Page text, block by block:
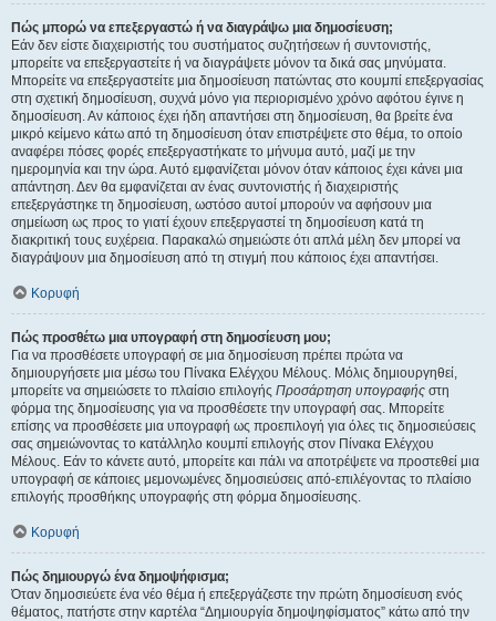
Πώς μπορώ να επεξεργαστώ ή να διαγράψω μια δημοσίευση;
Εάν δεν είστε διαχειριστής του συστήματος συζητήσεων ή συντονιστής,
μπορείτε να επεξεργαστείτε ή να διαγράψετε μόνον τα δικά σας μηνύματα.
Μπορείτε να επεξεργαστείτε μια δημοσίευση πατώντας στο κουμπί επεξεργασίας
στη σχετική δημοσίευση, συχνά μόνο για περιορισμένο χρόνο αφότου έγινε η
δημοσίευση. Αν κάποιος έχει ήδη απαντήσει στη δημοσίευση, θα βρείτε ένα
μικρό κείμενο κάτω από τη δημοσίευση όταν επιστρέψετε στο θέμα, το οποίο
αναφέρει πόσες φορές επεξεργαστήκατε το μήνυμα αυτό, μαζί με την
ημερομηνία και την ώρα. Αυτό εμφανίζεται μόνον όταν κάποιος έχει κάνει μια
απάντηση. Δεν θα εμφανίζεται αν ένας συντονιστής ή διαχειριστής
επεξεργάστηκε τη δημοσίευση, ωστόσο αυτοί μπορούν να αφήσουν μια
σημείωση ως προς το γιατί έχουν επεξεργαστεί τη δημοσίευση κατά τη
διακριτική τους ευχέρεια. Παρακαλώ σημειώστε ότι απλά μέλη δεν μπορεί να
διαγράψουν μια δημοσίευση από τη στιγμή που κάποιος έχει απαντήσει.
Κορυφή
Πώς προσθέτω μια υπογραφή στη δημοσίευση μου;
Για να προσθέσετε υπογραφή σε μια δημοσίευση πρέπει πρώτα να
δημιουργήσετε μια μέσω του Πίνακα Ελέγχου Μέλους. Μόλις δημιουργηθεί,
μπορείτε να σημειώσετε το πλαίσιο επιλογής Προσάρτηση υπογραφής στη
φόρμα της δημοσίευσης για να προσθέσετε την υπογραφή σας. Μπορείτε
επίσης να προσθέσετε μια υπογραφή ως προεπιλογή για όλες τις δημοσιεύσεις
σας σημειώνοντας το κατάλληλο κουμπί επιλογής στον Πίνακα Ελέγχου
Μέλους. Εάν το κάνετε αυτό, μπορείτε και πάλι να αποτρέψετε να προστεθεί μια
υπογραφή σε κάποιες μεμονωμένες δημοσιεύσεις από-επιλέγοντας το πλαίσιο
επιλογής προσθήκης υπογραφής στη φόρμα δημοσίευσης.
Κορυφή
Πώς δημιουργώ ένα δημοψήφισμα;
Όταν δημοσιεύετε ένα νέο θέμα ή επεξεργάζεστε την πρώτη δημοσίευση ενός
θέματος, πατήστε στην καρτέλα “Δημιουργία δημοψηφίσματος” κάτω από την